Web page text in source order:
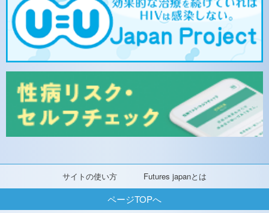
サイトの使い方 Futures japanとは
ページTOPへ